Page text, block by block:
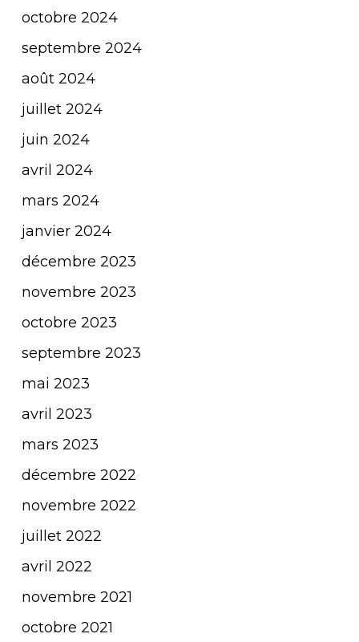
octobre 2024
septembre 2024
août 2024
juillet 2024
juin 2024
avril 2024
mars 2024
janvier 2024
décembre 2023
novembre 2023
octobre 2023
septembre 2023
mai 2023
avril 2023
mars 2023
décembre 2022
novembre 2022
juillet 2022
avril 2022
novembre 2021
octobre 2021